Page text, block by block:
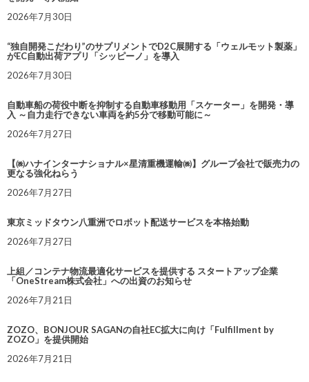
2026年7月30日
“独自開発こだわり”のサプリメントでD2C展開する「ウェルモット製薬」
がEC自動出荷アプリ「シッピーノ」を導入
2026年7月30日
自動車船の荷役中断を抑制する自動車移動用「スケーター」を開発・導
入 ～自力走行できない車両を約5分で移動可能に～
2026年7月27日
【㈱ハナインターナショナル×星清重機運輸㈱】グループ会社で販売力の
更なる強化ねらう
2026年7月27日
東京ミッドタウン八重洲でロボット配送サービスを本格始動
2026年7月27日
上組／コンテナ物流最適化サービスを提供する スタートアップ企業
「OneStream株式会社」への出資のお知らせ
2026年7月21日
ZOZO、BONJOUR SAGANの自社EC拡大に向け「Fulfillment by
ZOZO」を提供開始
2026年7月21日